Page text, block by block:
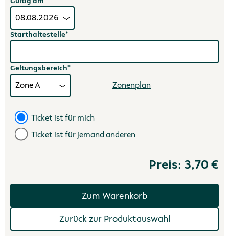
Starthaltestelle*
Geltungsbereich*
Zonenplan
Ticket ist für mich
Ticket ist für jemand anderen
Preis: 3,70 €
Zurück zur Produktauswahl